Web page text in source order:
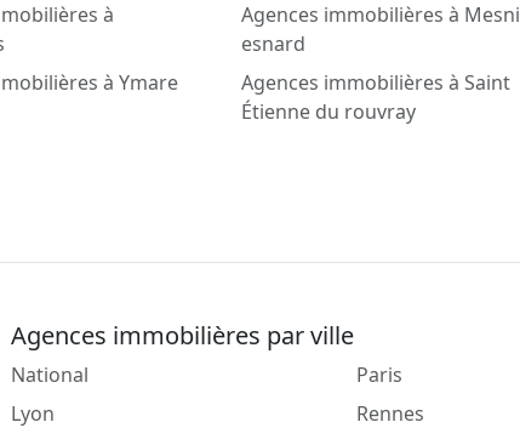
à
Agences immobilières à
esnard
à Ymare
Agences immobilières à Saint
Étienne du rouvray
Agences immobilières par ville
National
Lyon
Paris
Rennes